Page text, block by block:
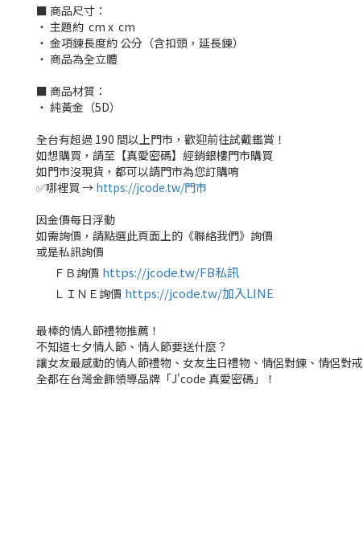
■ 商品尺寸：
‧ 主題約 cm x cm
‧ 金項鍊長度約 公分（含扣頭，延長鍊）
‧ 商品為全立體
■ 商品材質：
‧ 純黃金（5D）
全台有超過 190 間以上門市，歡迎前往試戴鑑賞！
如想購買，請至【真愛密碼】經銷銀樓門市購買
如門市沒現貨，都可以請門市為您訂購唷
✅哪裡買 → https://jcode.tw/門市
因金價每日浮動
如需詢價，請點選此頁面上的《聯絡我們》詢價
或是私訊詢價
ＦＢ詢價 https://jcode.tw/FB私訊
ＬＩＮＥ詢價 https://jcode.tw/加入LINE
最棒的情人節禮物推薦！
不知道七夕情人節、情人節要送什麼？
讓女友最感動的情人節禮物、女友生日禮物、情侶對鍊、情侶對
全都在台灣金飾領導品牌「J'code 真愛密碼」！